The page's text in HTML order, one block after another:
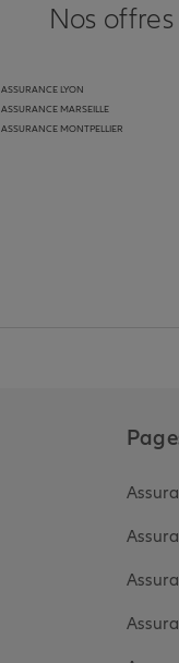
Nos
ASSURANCE LYON
ASSURANCE MARSEILLE
ASSURANCE MONTPELLIER